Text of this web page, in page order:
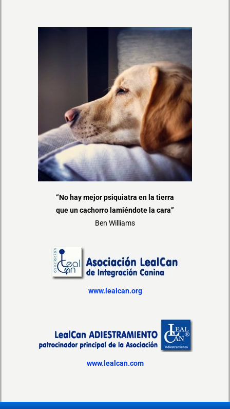
“No hay mejor psiquiatra en la tierra
que un cachorro lamiéndote la cara”
Ben Williams
www.lealcan.org
www.lealcan.com